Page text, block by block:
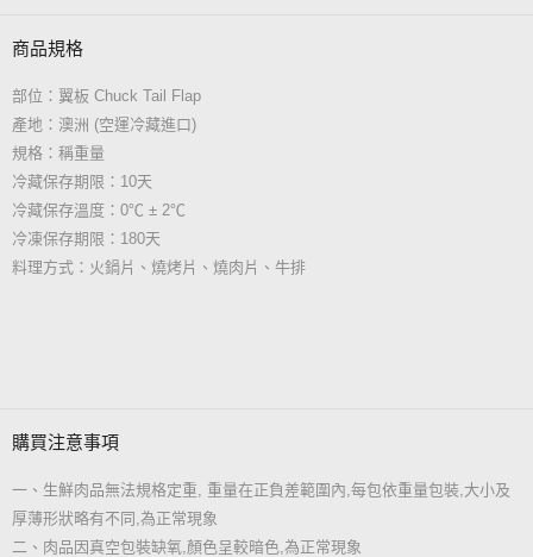
商品規格
部位：翼板 Chuck Tail Flap
產地：澳洲 (空運冷藏進口)
規格：稱重量
冷藏保存期限：10天
冷藏保存溫度：0℃ ± 2℃
冷凍保存期限：180天
料理方式：火鍋片、燒烤片、燒肉片、牛排
購買注意事項
一、生鮮肉品無法規格定重, 重量在正負差範圍內,每包依重量包裝,大小及
厚薄形狀略有不同,為正常現象
二、肉品因真空包裝缺氧,顏色呈較暗色,為正常現象